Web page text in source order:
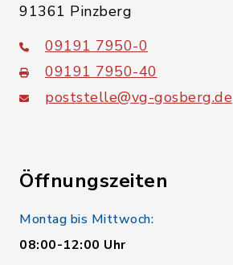
91361 Pinzberg
09191 7950-0
09191 7950-40
poststelle@vg-gosberg.de
Öffnungszeiten
Montag bis Mittwoch:
08:00-12:00 Uhr